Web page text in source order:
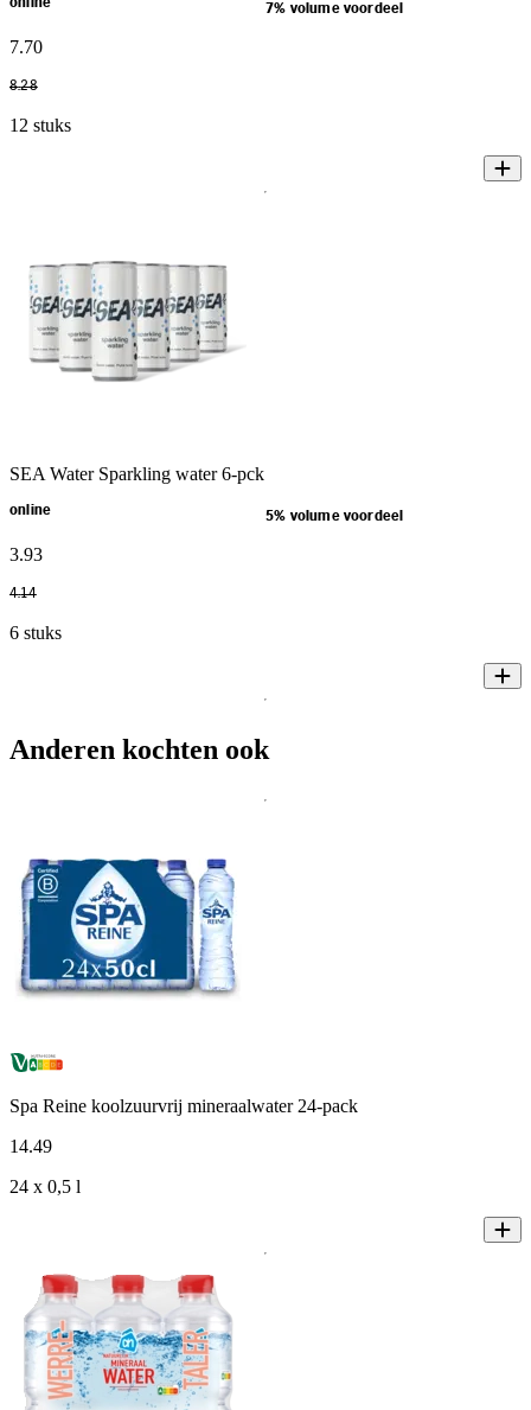
online 7% volume voordeel
7.70
8.28
12 stuks
SEA Water Sparkling water 6-pck
online 5% volume voordeel
3.93
4.14
6 stuks
Anderen kochten ook
Spa Reine koolzuurvrij mineraalwater 24-pack
14.49
24 x 0,5 l